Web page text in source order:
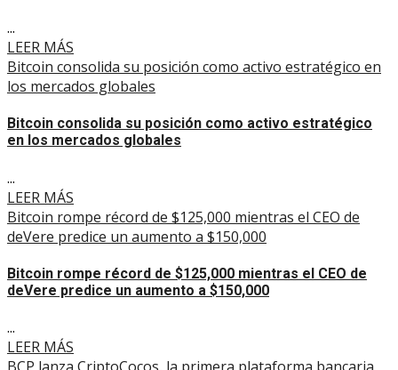
...
LEER MÁS
Bitcoin consolida su posición como activo estratégico en
los mercados globales
Bitcoin consolida su posición como activo estratégico
en los mercados globales
...
LEER MÁS
Bitcoin rompe récord de $125,000 mientras el CEO de
deVere predice un aumento a $150,000
Bitcoin rompe récord de $125,000 mientras el CEO de
deVere predice un aumento a $150,000
...
LEER MÁS